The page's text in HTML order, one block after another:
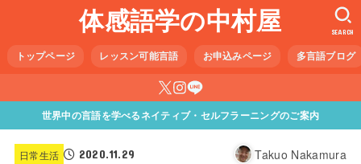
体感語学の中村屋
トップページ レッスン可能言語 お申込みページ 多言語ブログ
SEARCH
世界中の言語を学べるネイティブ・セルフラーニングのご案内
日常生活 2020.11.29 Takuo Nakamura